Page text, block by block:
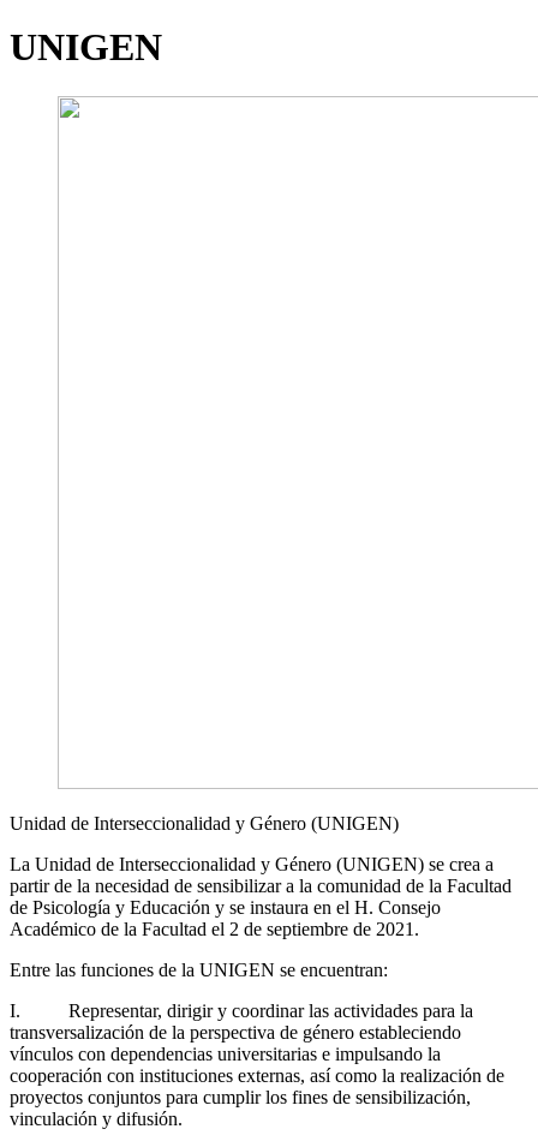
UNIGEN
Unidad de Interseccionalidad y Género (UNIGEN)
La Unidad de Interseccionalidad y Género (UNIGEN) se crea a
partir de la necesidad de sensibilizar a la comunidad de la Facultad
de Psicología y Educación y se instaura en el H. Consejo
Académico de la Facultad el 2 de septiembre de 2021.
Entre las funciones de la UNIGEN se encuentran:
I. Representar, dirigir y coordinar las actividades para la
transversalización de la perspectiva de género estableciendo
vínculos con dependencias universitarias e impulsando la
cooperación con instituciones externas, así como la realización de
proyectos conjuntos para cumplir los fines de sensibilización,
vinculación y difusión.